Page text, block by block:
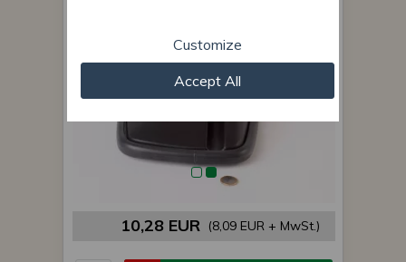
10,28 EUR (8,09 EUR + MwSt.)
Customize
Accept All